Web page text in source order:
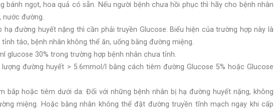
bánh ngọt, hoa quả có sẵn. Nếu người bệnh chưa hồi phục thì hãy cho bệnh nhân
nước đường.
đường huyết nặng thì cần phải truyền Glucose. Biểu hiện của trường hợp này là
táo, bệnh nhân không thể ăn, uống bằng đường miệng.
glucose 30% trong trường hợp bệnh nhân chưa tỉnh.
đường huyết > 5.6mmol/l bằng cách tiêm đường Glucose 5% hoặc Glucose
bắp hoặc tiêm dưới da: Đối với những bệnh nhân bị hạ đường huyết nặng, không
miệng. Hoặc bằng nhân không thể đặt đường truyền tĩnh mạch ngay khi cấp